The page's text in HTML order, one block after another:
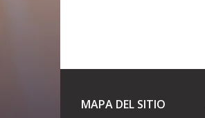
MAPA DEL SITIO